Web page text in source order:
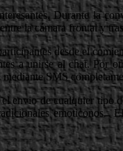
Durante la
la cámara frontal y
desde el
a unirse al chat.
SMS
envio de cualquier
emoticonos.